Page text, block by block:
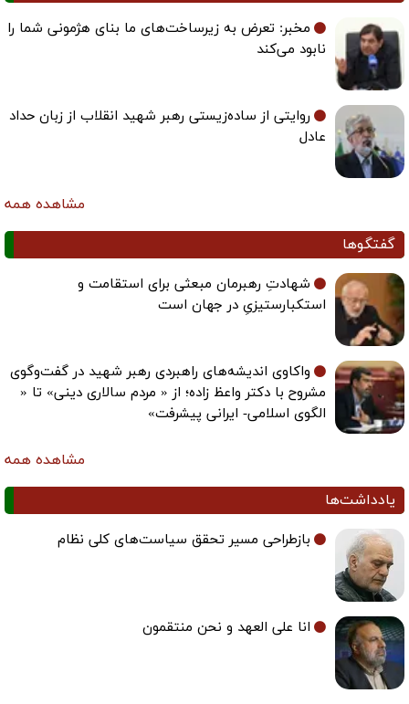
مخبر: تعرض به زیرساخت‌های ما بنای هژمونی شما را
نابود می‌کند
روایتی از ساده‌زیستی رهبر شهید انقلاب از زبان حداد
عادل
مشاهده همه
گفتگوها
شهادتِ رهبرمان مبعثی برای استقامت و
استکبارستیزیِ در جهان است
واکاوی اندیشه‌های راهبردی رهبر شهید در گفت‌وگوی
مشروح با دکتر واعظ زاده؛ از « مردم سالاری دینی» تا «
الگوی اسلامی- ایرانی پیشرفت»
مشاهده همه
یادداشت‌ها
بازطراحی مسیر تحقق سیاست‌های کلی نظام
انا علی العهد و نحن منتقمون